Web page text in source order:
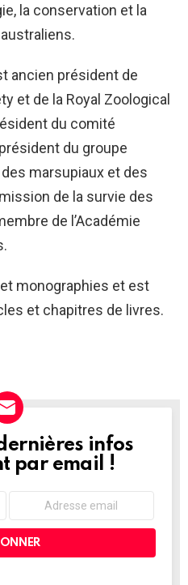
la conservation et la
ancien président de
et de la Royal Zoological
du comité
du groupe
marsupiaux et des
de la survie des
de l’Académie
monographies et est
et chapitres de livres.
infos
par email !